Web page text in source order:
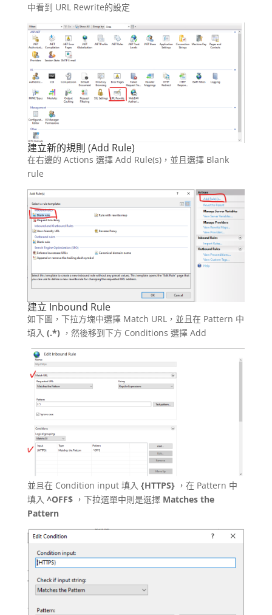
中看到 URL Rewrite的設定
建立新的規則 (Add Rule)
在右邊的 Actions 選擇 Add Rule(s)，並且選擇 Blank
rule
建立 Inbound Rule
如下圖，下拉方塊中選擇 Match URL，並且在 Pattern 中
填入 (.*) ，然後移到下方 Conditions 選擇 Add
並且在 Condition input 填入 {HTTPS} ，在 Pattern 中
填入 ^OFF$，下拉選單中則是選擇 Matches the
Pattern